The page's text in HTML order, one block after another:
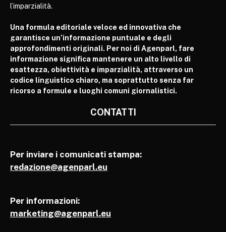
l’imparzialità.
Una formula editoriale veloce ed innovativa che
garantisce un’informazione puntuale e degli
approfondimenti originali. Per noi di Agenparl, fare
informazione significa mantenere un alto livello di
esattezza, obiettività e imparzialità, attraverso un
codice linguistico chiaro, ma soprattutto senza far
ricorso a formule e luoghi comuni giornalistici.
CONTATTI
Per inviare i comunicati stampa:
redazione@agenparl.eu
Per informazioni:
marketing@agenparl.eu